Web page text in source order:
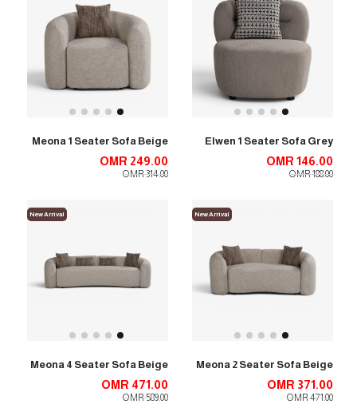
Elwen 1 Seater Sofa Grey
OMR 146.00
OMR 188.00
Meona 1 Seater Sofa Beige
OMR 249.00
OMR 314.00
New Arrival
Meona 2 Seater Sofa Beige
OMR 371.00
OMR 471.00
New Arrival
Meona 4 Seater Sofa Beige
OMR 471.00
OMR 589.00